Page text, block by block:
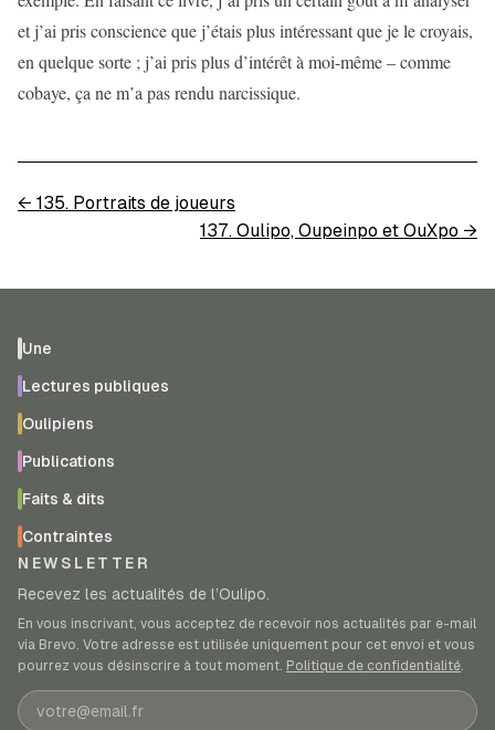
et j’ai pris conscience que j’étais plus intéressant que je le croyais,
en quelque sorte ; j’ai pris plus d’intérêt à moi-même – comme
cobaye, ça ne m’a pas rendu narcissique.
← 135. Portraits de joueurs
137. Oulipo, Oupeinpo et OuXpo →
Une
Lectures publiques
Oulipiens
Publications
Faits & dits
Contraintes
NEWSLETTER
Recevez les actualités de l’Oulipo.
En vous inscrivant, vous acceptez de recevoir nos actualités par e-mail
via Brevo. Votre adresse est utilisée uniquement pour cet envoi et vous
pourrez vous désinscrire à tout moment. Politique de confidentialité.
Adresse e-mail